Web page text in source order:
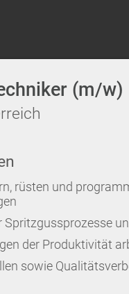
(m/w)
rüsten und
Spritzgussprozesse
der Produktivität
sowie